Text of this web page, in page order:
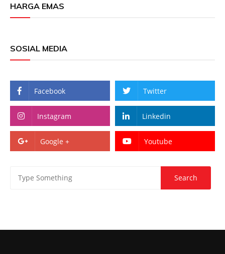
HARGA EMAS
SOSIAL MEDIA
Facebook Twitter
Instagram Linkedin
Google + Youtube